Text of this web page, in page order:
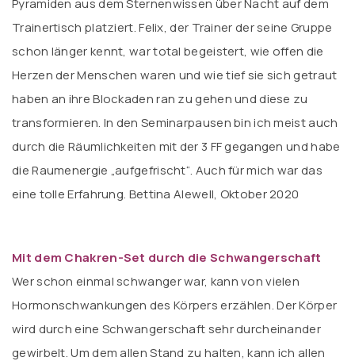
Pyramiden aus dem Sternenwissen über Nacht auf dem
Trainertisch platziert. Felix, der Trainer der seine Gruppe
schon länger kennt, war total begeistert, wie offen die
Herzen der Menschen waren und wie tief sie sich getraut
haben an ihre Blockaden ran zu gehen und diese zu
transformieren. In den Seminarpausen bin ich meist auch
durch die Räumlichkeiten mit der 3 FF gegangen und habe
die Raumenergie „aufgefrischt“. Auch für mich war das
eine tolle Erfahrung. Bettina Alewell, Oktober 2020
Mit dem Chakren-Set durch die Schwangerschaft
Wer schon einmal schwanger war, kann von vielen
Hormonschwankungen des Körpers erzählen. Der Körper
wird durch eine Schwangerschaft sehr durcheinander
gewirbelt. Um dem allen Stand zu halten, kann ich allen